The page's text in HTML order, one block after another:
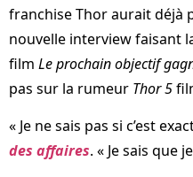
franchise Thor aurait déjà
nouvelle interview faisant
film Le prochain objectif
pas sur la rumeur Thor5
« Je ne sais pas si c’est
des affaires. « Je sais que